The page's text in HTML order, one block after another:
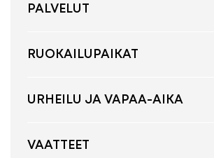
PALVELUT
RUOKAILUPAIKAT
URHEILU JA VAPAA-AIKA
VAATTEET